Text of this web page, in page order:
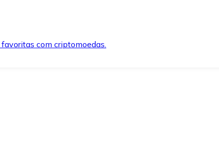
com criptomoedas.
forma rápida e segura.
quando precisar.